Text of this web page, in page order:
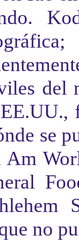
.
a;
del
EE.UU.,
se
Am
no